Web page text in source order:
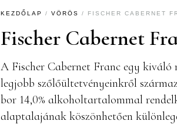
KEZDŐLAP / VÖRÖS / FISCHER CABERNET
Fischer Cabernet
A Fischer Cabernet Franc egy kiváló
legjobb szőlőültetvényeinkről
bor 14,0% alkoholtartalommal
alaptalajának köszönhetően